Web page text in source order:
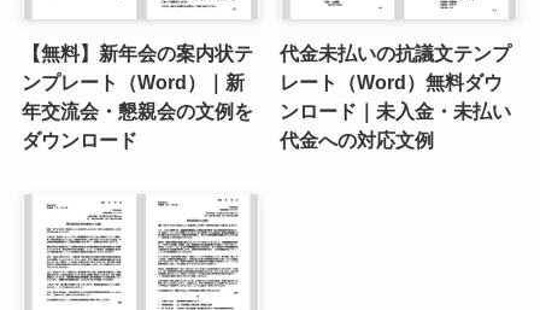
【無料】新年会の案内状テ
ンプレート（Word）｜新
年交流会・懇親会の文例を
ダウンロード
代金未払いの抗議文テンプ
レート（Word）無料ダウ
ンロード｜未入金・未払い
代金への対応文例